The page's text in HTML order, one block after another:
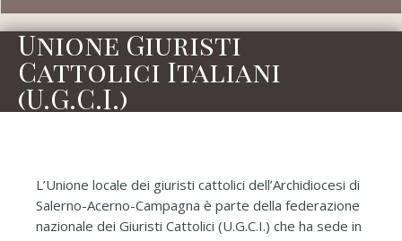
Unione Giuristi
Cattolici Italiani
(U.G.C.I.)
L’Unione locale dei giuristi cattolici dell’Archidiocesi di
Salerno-Acerno-Campagna è parte della federazione
nazionale dei Giuristi Cattolici (U.G.C.I.) che ha sede in